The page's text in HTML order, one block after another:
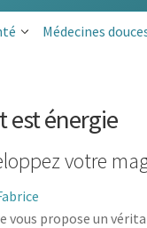
Médecines
est énergie
votre
vous propose un